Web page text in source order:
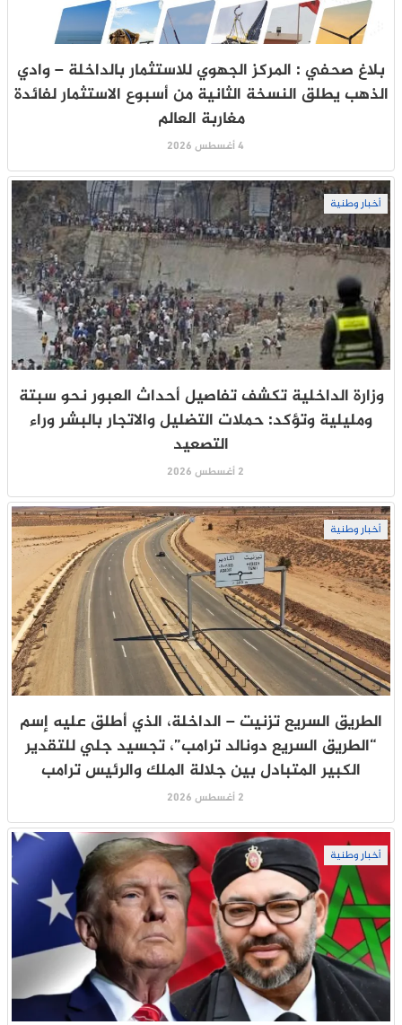
بلاغ صحفي : المركز الجهوي للاستثمار بالداخلة – وادي
الذهب يطلق النسخة الثانية من أسبوع الاستثمار لفائدة
مغاربة العالم
4 أغسطس 2026
أخبار وطنية
وزارة الداخلية تكشف تفاصيل أحداث العبور نحو سبتة
ومليلية وتؤكد: حملات التضليل والاتجار بالبشر وراء
التصعيد
2 أغسطس 2026
أخبار وطنية
الطريق السريع تزنيت – الداخلة، الذي أطلق عليه إسم
“الطريق السريع دونالد ترامب”، تجسيد جلي للتقدير
الكبير المتبادل بين جلالة الملك والرئيس ترامب
2 أغسطس 2026
أخبار وطنية